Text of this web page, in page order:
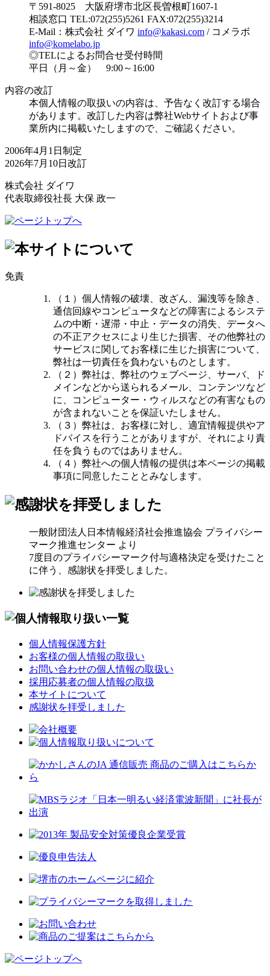
〒591-8025 大阪府堺市北区長曽根町1607-1
相談窓口 TEL:072(255)5261 FAX:072(255)3214
E-Mail：株式会社 ダイワ info@kakasi.com / コメラボ
info@komelabo.jp
◎TELによるお問合せ受付時間
平日（月～金） 9:00～16:00
内容の改訂
本個人情報の取扱いの内容は、予告なく改訂する場合
があります。改訂した内容は弊社Webサイトおよび事
業所内に掲載いたしますので、ご確認ください。
2006年4月1日制定
2026年7月10日改訂
株式会社 ダイワ
代表取締役社長 大保 政一
免責
（１）個人情報の破壊、改ざん、漏洩等を除き、
通信回線やコンピュータなどの障害によるシステ
ムの中断・遅滞・中止・データの消失、データへ
の不正アクセスにより生じた損害、その他弊社の
サービスに関してお客様に生じた損害について、
弊社は一切責任を負わないものとします。
（２）弊社は、弊社のウェブページ、サーバ、ド
メインなどから送られるメール、コンテンツなど
に、コンピューター・ウィルスなどの有害なもの
が含まれないことを保証いたしません。
（３）弊社は、お客様に対し、適宜情報提供やア
ドバイスを行うことがありますが、それにより責
任を負うものではありません。
（４）弊社への個人情報の提供は本ページの掲載
事項に同意したこととみなします。
一般財団法人日本情報経済社会推進協会 プライバシー
マーク推進センター より
7度目のプライバシーマーク付与適格決定を受けたこと
に伴う、感謝状を拝受しました。
個人情報保護方針
お客様の個人情報の取扱い
お問い合わせの個人情報の取扱い
採用応募者の個人情報の取扱
本サイトについて
感謝状を拝受しました